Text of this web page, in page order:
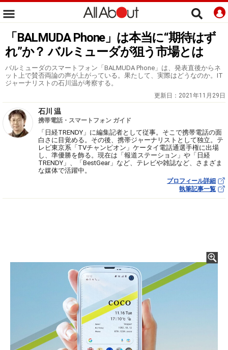
「BALMUDA Phone」は本当に“期待はず
れ”か？ バルミューダが狙う市場とは
バルミューダのスマートフォン「BALMUDA Phone」は、発表直後からネ
ット上で賛否両論の声が上がっている。果たして、実際はどうなのか。IT
ジャーナリストの石川温が考察する。
更新日： 2021年11月29日
石川 温
携帯電話・スマートフォン ガイド
「日経TRENDY」に編集記者として従事。そこで携帯電話の面
白さに目覚める。その後、携帯ジャーナリストとして独立。テ
レビ東京系「TVチャンピオン」ケータイ電話通選手権に出場
し、準優勝を飾る。現在は「報道ステーション」や「日経
TRENDY」、「BestGear」など、テレビや雑誌など、さまざま
な媒体で活躍中。
プロフィール詳細
執筆記事一覧